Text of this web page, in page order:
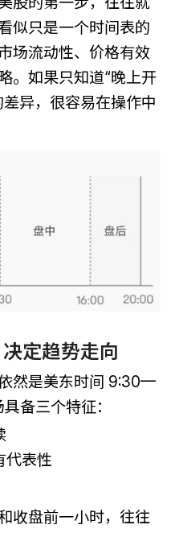
似只是一个时间表的
场流动性、价格有效
。如果只知道“晚上开
异，很容易在操作中
定趋势走向
然是美东时间 9:30—
备三个特征：
代表性
收盘前一小时，往往